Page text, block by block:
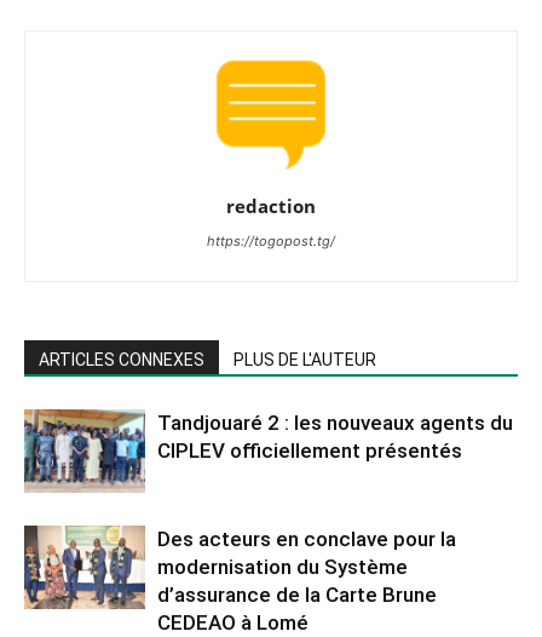
redaction
https://togopost.tg/
ARTICLES CONNEXES PLUS DE L'AUTEUR
Tandjouaré 2 : les nouveaux agents du
CIPLEV officiellement présentés
Des acteurs en conclave pour la
modernisation du Système
d’assurance de la Carte Brune
CEDEAO à Lomé